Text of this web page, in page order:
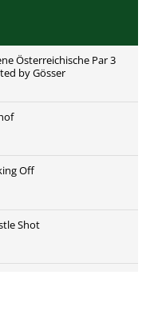
Österreichische Par 3
by Gösser
Off
Shot